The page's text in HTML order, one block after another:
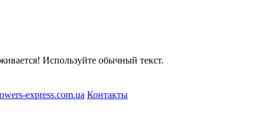
Используйте обычный текст.
express.com.ua Контакты